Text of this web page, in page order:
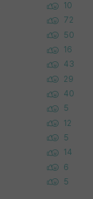
10
72
50
16
43
29
40
5
12
5
14
6
5